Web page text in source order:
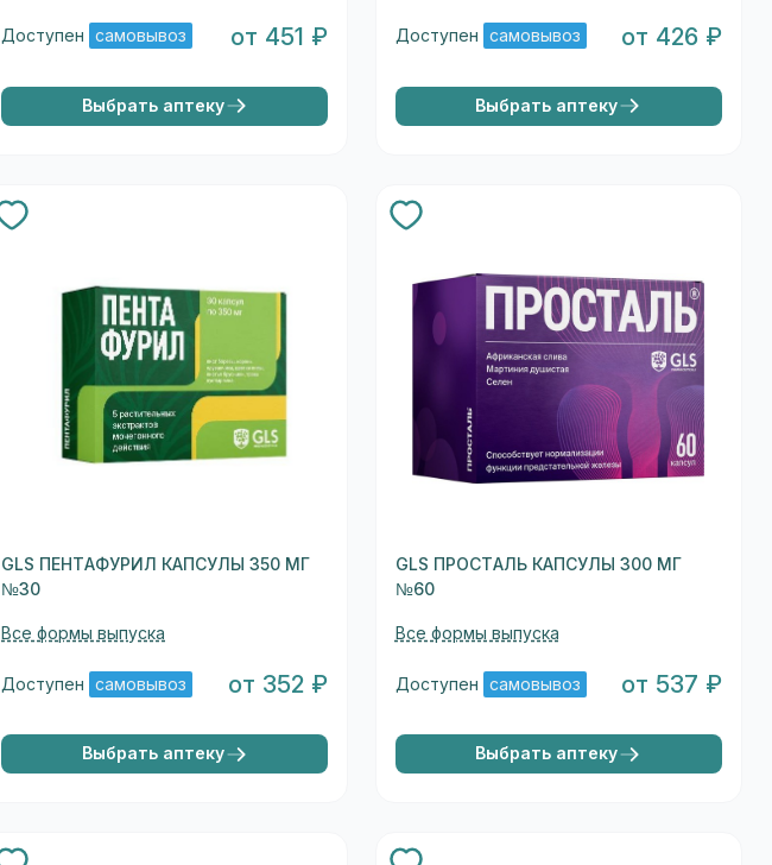
Доступен самовывоз от 451 ₽
Выбрать аптеку
Доступен самовывоз от 426 ₽
Выбрать аптеку
GLS ПЕНТАФУРИЛ КАПСУЛЫ 350 МГ
№30
Все формы выпуска
Доступен самовывоз от 352 ₽
Выбрать аптеку
GLS ПРОСТАЛЬ КАПСУЛЫ 300 МГ
№60
Все формы выпуска
Доступен самовывоз от 537 ₽
Выбрать аптеку